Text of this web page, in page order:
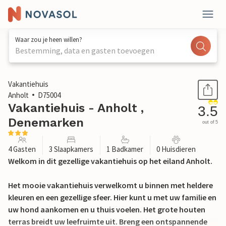
Waar zou je heen willen?
Bestemming, data en gasten toevoegen
1 / 21
Vakantiehuis
Anholt
D75004
Vakantiehuis - Anholt ,
Denemarken
3.5
out of 5
4 Gasten 3 Slaapkamers 1 Badkamer 0 Huisdieren
Welkom in dit gezellige vakantiehuis op het eiland Anholt.
Het mooie vakantiehuis verwelkomt u binnen met heldere
kleuren en een gezellige sfeer. Hier kunt u met uw familie en
uw hond aankomen en u thuis voelen. Het grote houten
terras breidt uw leefruimte uit. Breng een ontspannende